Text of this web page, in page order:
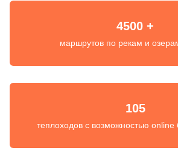
4500 +
маршрутов по рекам и
105
теплоходов с возможностью online